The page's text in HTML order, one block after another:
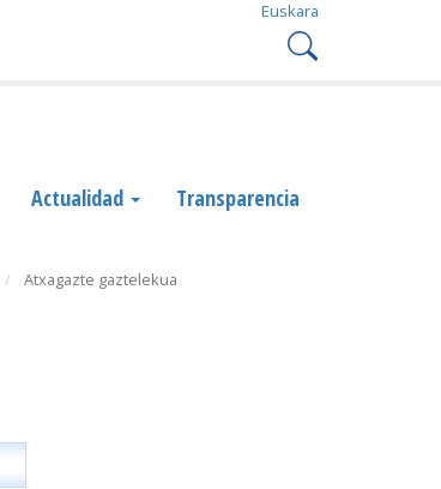
Euskara
Actualidad Transparencia
Atxagazte gaztelekua